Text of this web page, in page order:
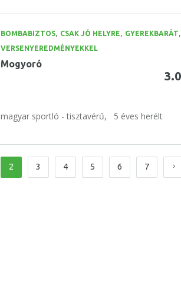
BOMBABIZTOS, CSAK JÓ HELYRE, GYEREKBARÁT,
VERSENYEREDMÉNYEKKEL
Mogyoró
magyar sportló - tisztavérű, 5 éves herélt
2 3 4 5 6 7